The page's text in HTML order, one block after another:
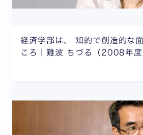
経済学部は、 知的で創造的な
ころ｜難波 ちづる（2008年度